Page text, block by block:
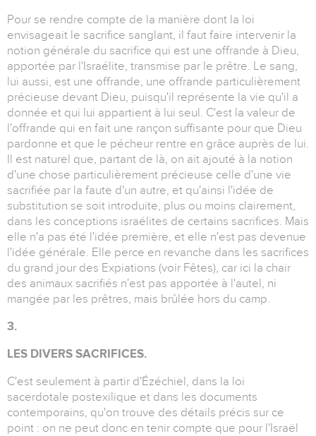
Pour se rendre compte de la manière dont la loi
envisageait le sacrifice sanglant, il faut faire intervenir la
notion générale du sacrifice qui est une offrande à Dieu,
apportée par l'Israélite, transmise par le prêtre. Le sang,
lui aussi, est une offrande, une offrande particulièrement
précieuse devant Dieu, puisqu'il représente la vie qu'il a
donnée et qui lui appartient à lui seul. C'est la valeur de
l'offrande qui en fait une rançon suffisante pour que Dieu
pardonne et que le pécheur rentre en grâce auprès de lui.
Il est naturel que, partant de là, on ait ajouté à la notion
d'une chose particulièrement précieuse celle d'une vie
sacrifiée par la faute d'un autre, et qu'ainsi l'idée de
substitution se soit introduite, plus ou moins clairement,
dans les conceptions israélites de certains sacrifices. Mais
elle n'a pas été l'idée première, et elle n'est pas devenue
l'idée générale. Elle perce en revanche dans les sacrifices
du grand jour des Expiations (voir Fêtes), car ici la chair
des animaux sacrifiés n'est pas apportée à l'autel, ni
mangée par les prêtres, mais brûlée hors du camp.
3.
LES DIVERS SACRIFICES.
C'est seulement à partir d'Ézéchiel, dans la loi
sacerdotale postexilique et dans les documents
contemporains, qu'on trouve des détails précis sur ce
point : on ne peut donc en tenir compte que pour l'Israël